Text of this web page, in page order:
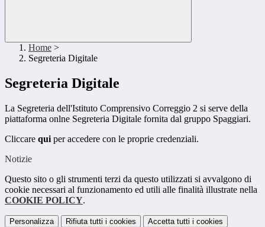
Home >
Segreteria Digitale
Segreteria Digitale
La Segreteria dell'Istituto Comprensivo Correggio 2 si serve della
piattaforma onlne Segreteria Digitale fornita dal gruppo Spaggiari.
Cliccare qui per accedere con le proprie credenziali.
Notizie
Questo sito o gli strumenti terzi da questo utilizzati si avvalgono di
cookie necessari al funzionamento ed utili alle finalità illustrate nella
COOKIE POLICY.
Personalizza Rifiuta tutti i cookies Accetta tutti i cookies